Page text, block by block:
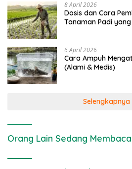
8 April 2026
Dosis dan Cara
Tanaman Padi
6 April 2026
Cara Ampuh
(Alami & Medis)
Selengkapnya
Orang Lain Sedang Membaca